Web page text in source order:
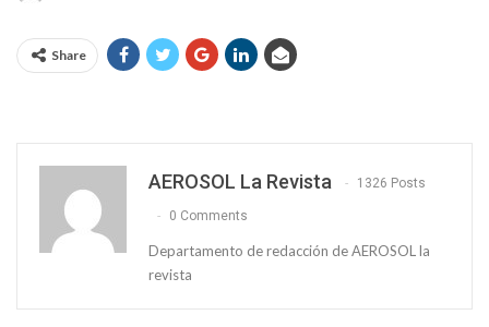
Share
AEROSOL La Revista 1326 Posts
0 Comments
Departamento de redacción de AEROSOL la
revista